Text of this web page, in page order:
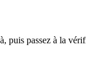
puis passez à la